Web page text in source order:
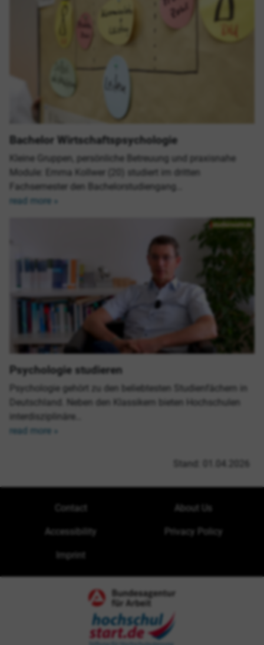
Bachelor Wirtschaftspsychologie
Kleine Gruppen, persönliche Betreuung und praxisnahe
Module: Emma Kollwer (20) studiert im dritten
Fachsemester den Bachelorstudiengang…
read more »
Psychologie studieren
Psychologie gehört zu den beliebtesten Studienfächern in
Deutschland. Neben den Klassikern bieten Hochschulen
interdisziplinäre…
read more »
Stand: 01.04.2026
Contact About Us
Accessibility Privacy Policy
Imprint